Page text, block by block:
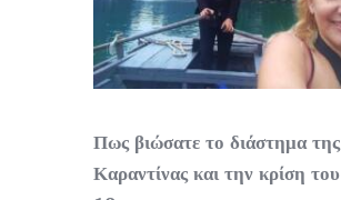
Πως βιώσατε το διάστημα της
Καραντίνας και την κρίση του